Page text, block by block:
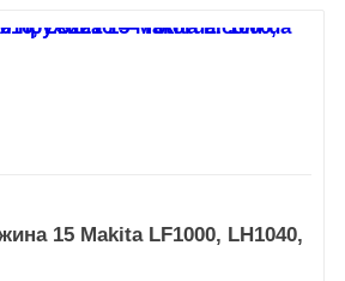
15 Makita LF1000, LH1040,